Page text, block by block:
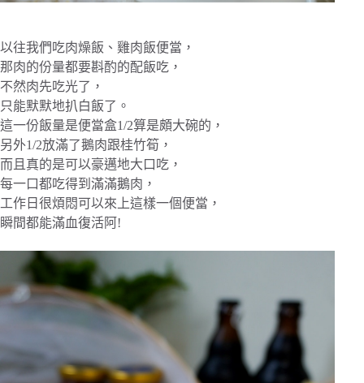
以往我們吃肉燥飯、雞肉飯便當，
那肉的份量都要斟酌的配飯吃，
不然肉先吃光了，
只能默默地扒白飯了。
這一份飯量是便當盒1/2算是頗大碗的，
另外1/2放滿了鵝肉跟桂竹筍，
而且真的是可以豪邁地大口吃，
每一口都吃得到滿滿鵝肉，
工作日很煩悶可以來上這樣一個便當，
瞬間都能滿血復活阿!